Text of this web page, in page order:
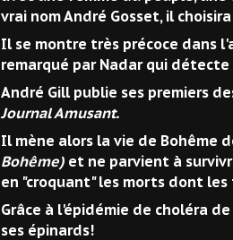
vrai nom André Gosset, il
Il se montre très précoce dans
remarqué par Nadar qui
André Gill publie ses premiers
Journal Amusant.
Il mène alors la vie de Bohême
Bohême) et ne parvient à
en "croquant" les morts dont
Grâce à l'épidémie de choléra
ses épinards!